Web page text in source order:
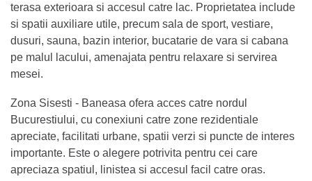
terasa exterioara si accesul catre lac. Proprietatea include
si spatii auxiliare utile, precum sala de sport, vestiare,
dusuri, sauna, bazin interior, bucatarie de vara si cabana
pe malul lacului, amenajata pentru relaxare si servirea
mesei.
Zona Sisesti - Baneasa ofera acces catre nordul
Bucurestiului, cu conexiuni catre zone rezidentiale
apreciate, facilitati urbane, spatii verzi si puncte de interes
importante. Este o alegere potrivita pentru cei care
apreciaza spatiul, linistea si accesul facil catre oras.